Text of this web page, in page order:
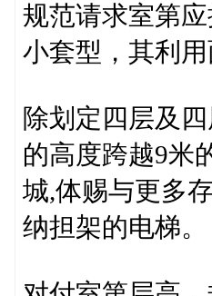
规范请求室第
小套型，其利
除划定四层及
的高度跨越9米
城,体赐与更多
纳担架的电梯。